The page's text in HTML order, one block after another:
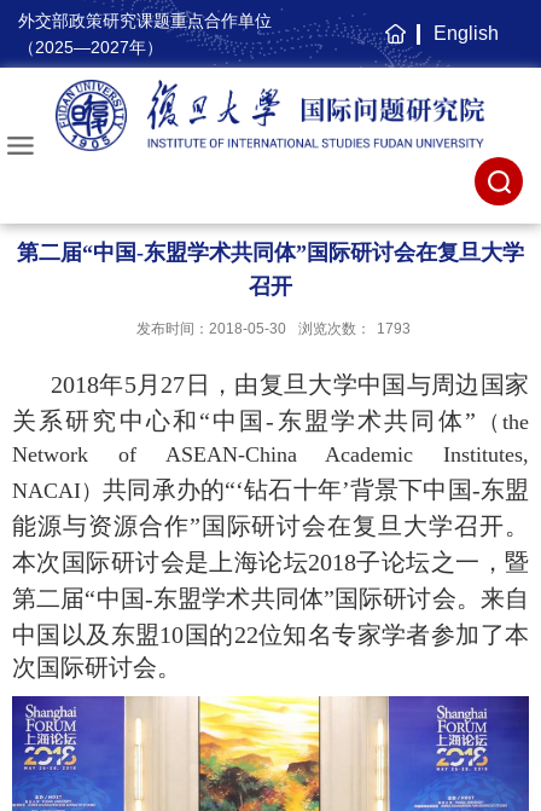
外交部政策研究课题重点合作单位
（2025—2027年）
主
页
English
第二届“中国-东盟学术共同体”国际研讨会在复旦大学
召开
发布时间：2018-05-30 浏览次数： 1793
2018年5月27日，由复旦大学中国与周边国家
关系研究中心和“中国-东盟学术共同体” （the
Network of ASEAN-China Academic Institutes,
NACAI）共同承办的“‘钻石十年’背景下中国-东盟
能源与资源合作”国际研讨会在复旦大学召开。
本次国际研讨会是 上海论坛2018子论坛之一，暨
第二届“中国-东盟学术共同体”国际研讨会。来自
中国以及东盟10国的22位知名专家学者参加了本
次国际研讨会。